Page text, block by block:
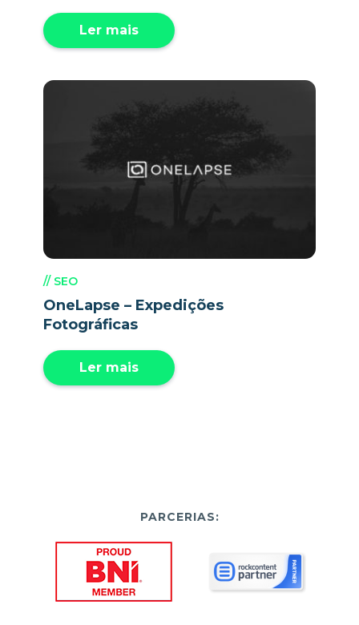
Ler mais
// SEO
OneLapse – Expedições
Fotográficas
Ler mais
PARCERIAS: